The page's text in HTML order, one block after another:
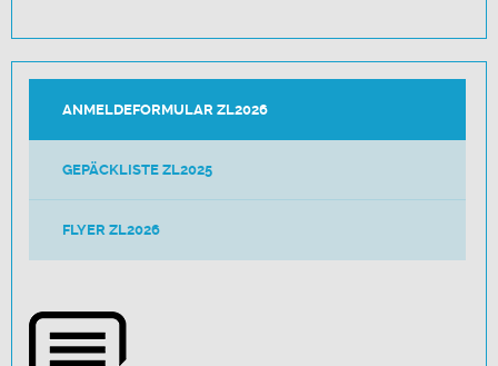
ANMELDEFORMULAR ZL2026
GEPÄCKLISTE ZL2025
FLYER ZL2026